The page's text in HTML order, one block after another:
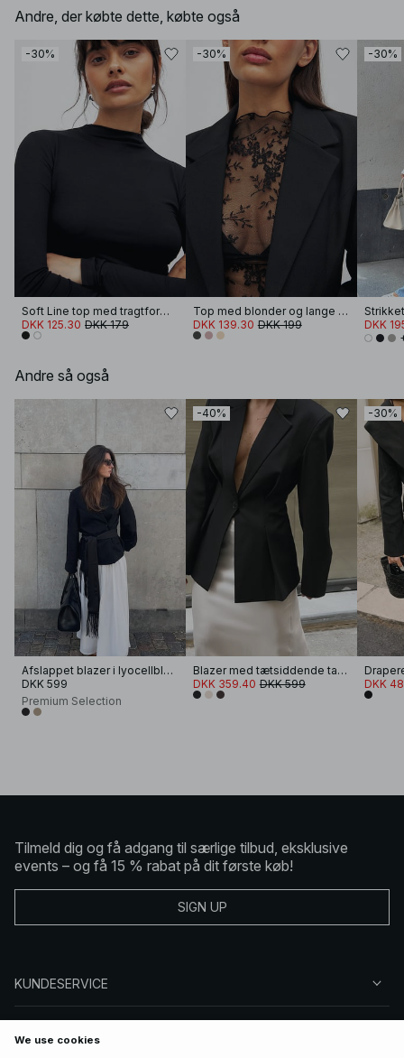
Andre, der købte dette, købte også
-30%
Soft Line top med tragtformet hals og lange ærmer
DKK 125.30 DKK 179
-30%
Top med blonder og lange ærmer
DKK 139.30 DKK 199
-30%
DKK
Andre så også
Afslappet blazer i lyocellblanding
DKK 599
Premium Selection
-40%
Blazer med tætsiddende talje
DKK 359.40 DKK 599
-30%
DKK
Tilmeld dig og få adgang til særlige tilbud, eksklusive
events – og få 15 % rabat på dit første køb!
SIGN UP
KUNDESERVICE